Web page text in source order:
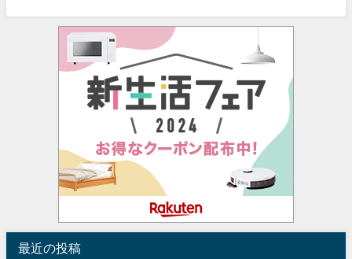
最近の投稿